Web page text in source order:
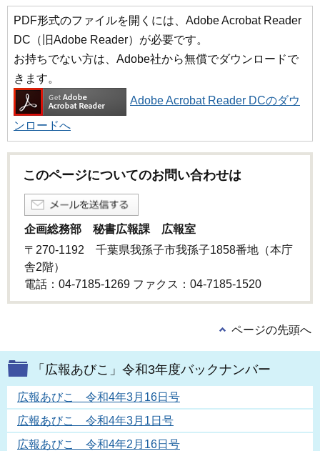
PDF形式のファイルを開くには、Adobe Acrobat Reader
DC（旧Adobe Reader）が必要です。
お持ちでない方は、Adobe社から無償でダウンロードで
きます。
Adobe Acrobat Reader DCのダウ
ンロードへ
このページについてのお問い合わせは
企画総務部 秘書広報課 広報室
〒270-1192 千葉県我孫子市我孫子1858番地（本庁
舎2階）
電話：04-7185-1269 ファクス：04-7185-1520
ページの先頭へ
「広報あびこ」令和3年度バックナンバー
広報あびこ 令和4年3月16日号
広報あびこ 令和4年3月1日号
広報あびこ 令和4年2月16日号